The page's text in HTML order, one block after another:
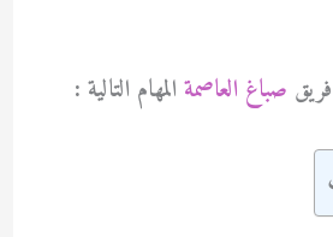
صباغ العاصمةالمهام التالية :